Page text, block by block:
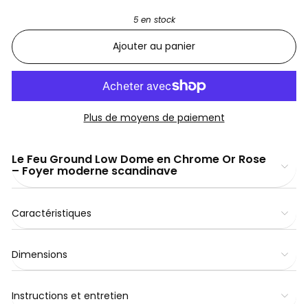
5 en stock
Ajouter au panier
Plus de moyens de paiement
Le Feu Ground Low Dome en Chrome Or Rose
– Foyer moderne scandinave
Caractéristiques
Dimensions
Instructions et entretien